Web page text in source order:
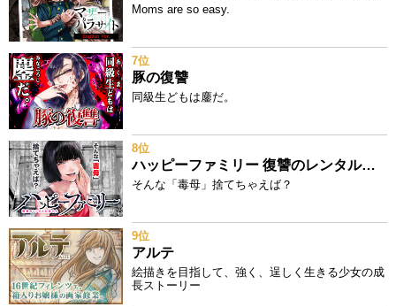
Moms are so easy.
7位
豚の復讐
同級生どもは鏖だ。
8位
ハッピーファミリー 復讐のレンタルお母さん
そんな「毒母」捨てちゃえば？
9位
アルテ
絵描きを目指して、強く、逞しく生きる少女の成
長ストーリー